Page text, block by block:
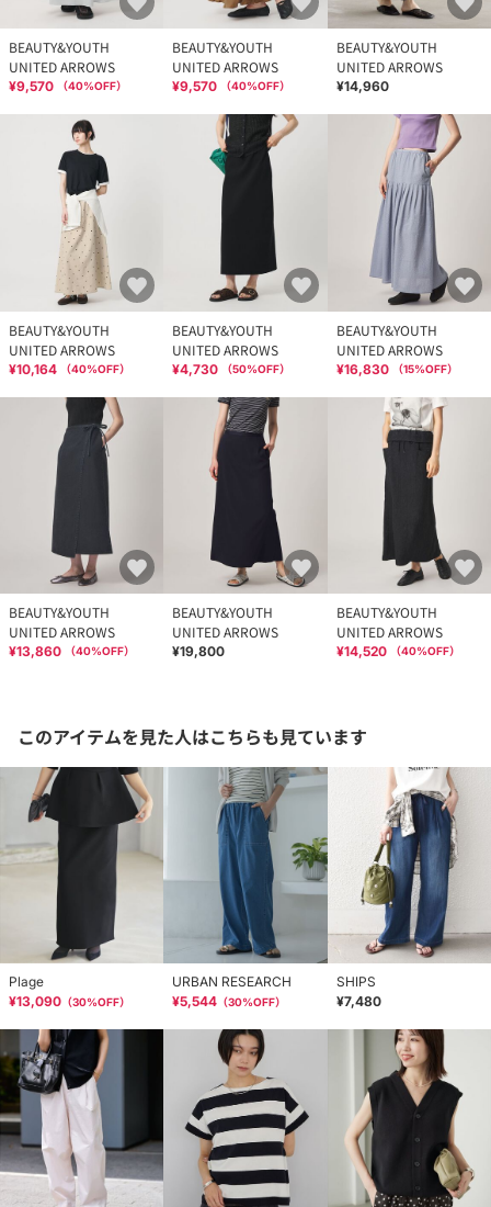
BEAUTY&YOUTH
UNITED ARROWS
¥9,570 （40%OFF）
BEAUTY&YOUTH
UNITED ARROWS
¥9,570 （40%OFF）
BEAUTY&YOUTH
UNITED ARROWS
¥14,960
BEAUTY&YOUTH
UNITED ARROWS
¥10,164 （40%OFF）
BEAUTY&YOUTH
UNITED ARROWS
¥4,730 （50%OFF）
BEAUTY&YOUTH
UNITED ARROWS
¥16,830 （15%OFF）
BEAUTY&YOUTH
UNITED ARROWS
¥13,860 （40%OFF）
BEAUTY&YOUTH
UNITED ARROWS
¥19,800
BEAUTY&YOUTH
UNITED ARROWS
¥14,520 （40%OFF）